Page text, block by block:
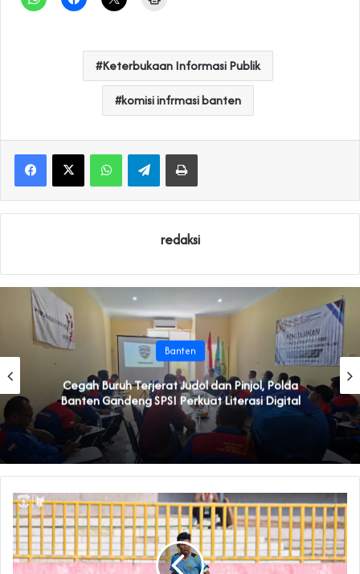
Keterbukaan Informasi Publik
komisi infrmasi banten
WhatsAppTelegramPrint
redaksi
Banten
Cegah Buruh Terjerat Judol dan Pinjol, Polda
Banten Gandeng SPSI Perkuat Literasi Digital